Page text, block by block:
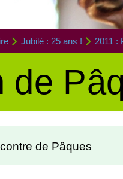
Jubilé : 25 ans ! 2011 :
de
de Pâques